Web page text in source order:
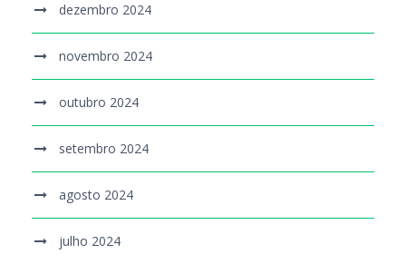
dezembro 2024
novembro 2024
outubro 2024
setembro 2024
agosto 2024
julho 2024